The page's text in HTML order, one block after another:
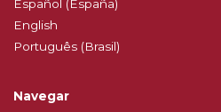
Español (España)
English
Português (Brasil)
Navegar